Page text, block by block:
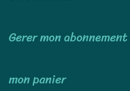
Gerer mon abonnement
mon panier